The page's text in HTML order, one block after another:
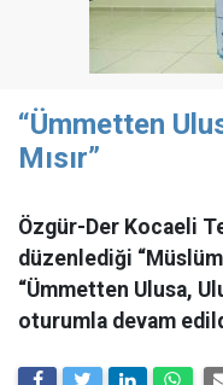
“Ümmetten
Mısır”
Özgür-Der Kocaeli
düzenlediği
“Ümmetten Ulusa,
oturumla devam